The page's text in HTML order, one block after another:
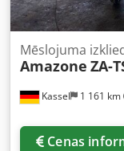
Kassel 1 161 km
Mēslojuma
Amazone ZA-
Cenas